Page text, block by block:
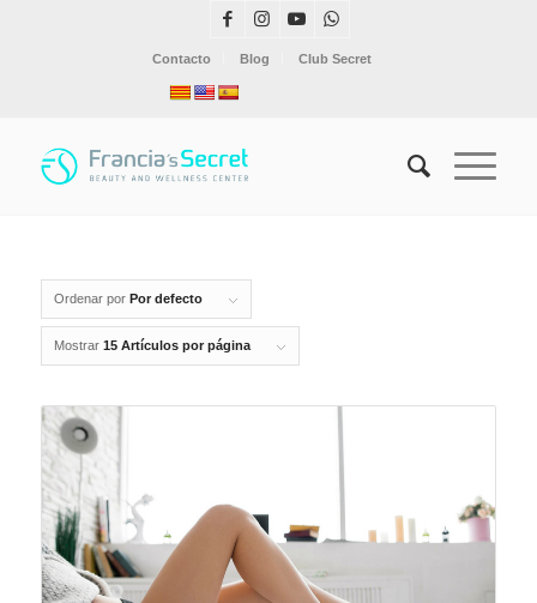
Contacto Blog Club Secret
Ordenar por Por defecto
Mostrar 15 Artículos por página